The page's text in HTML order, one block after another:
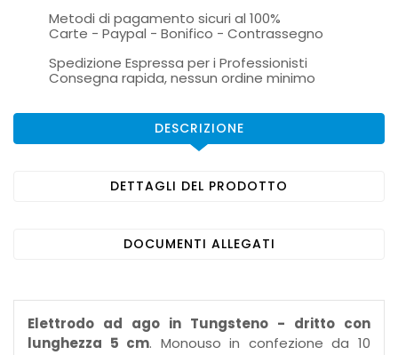
Metodi di pagamento sicuri al 100%
Carte - Paypal - Bonifico - Contrassegno
Spedizione Espressa per i Professionisti
Consegna rapida, nessun ordine minimo
DESCRIZIONE
DETTAGLI DEL PRODOTTO
DOCUMENTI ALLEGATI
Elettrodo ad ago in Tungsteno - dritto con
lunghezza 5 cm. Monouso in confezione da 10